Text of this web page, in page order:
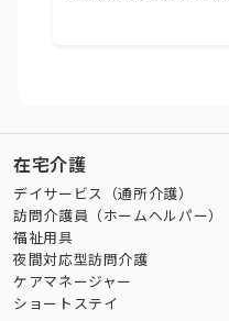
在宅介護
デイサービス（通所介護）
訪問介護員（ホームヘルパー）
福祉用具
夜間対応型訪問介護
ケアマネージャー
ショートステイ